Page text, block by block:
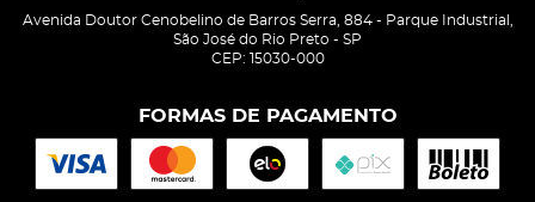
Avenida Doutor Cenobelino de Barros Serra, 884- Parque Industrial,
São José do Rio Preto - SP
CEP: 15030-000
FORMAS DE PAGAMENTO